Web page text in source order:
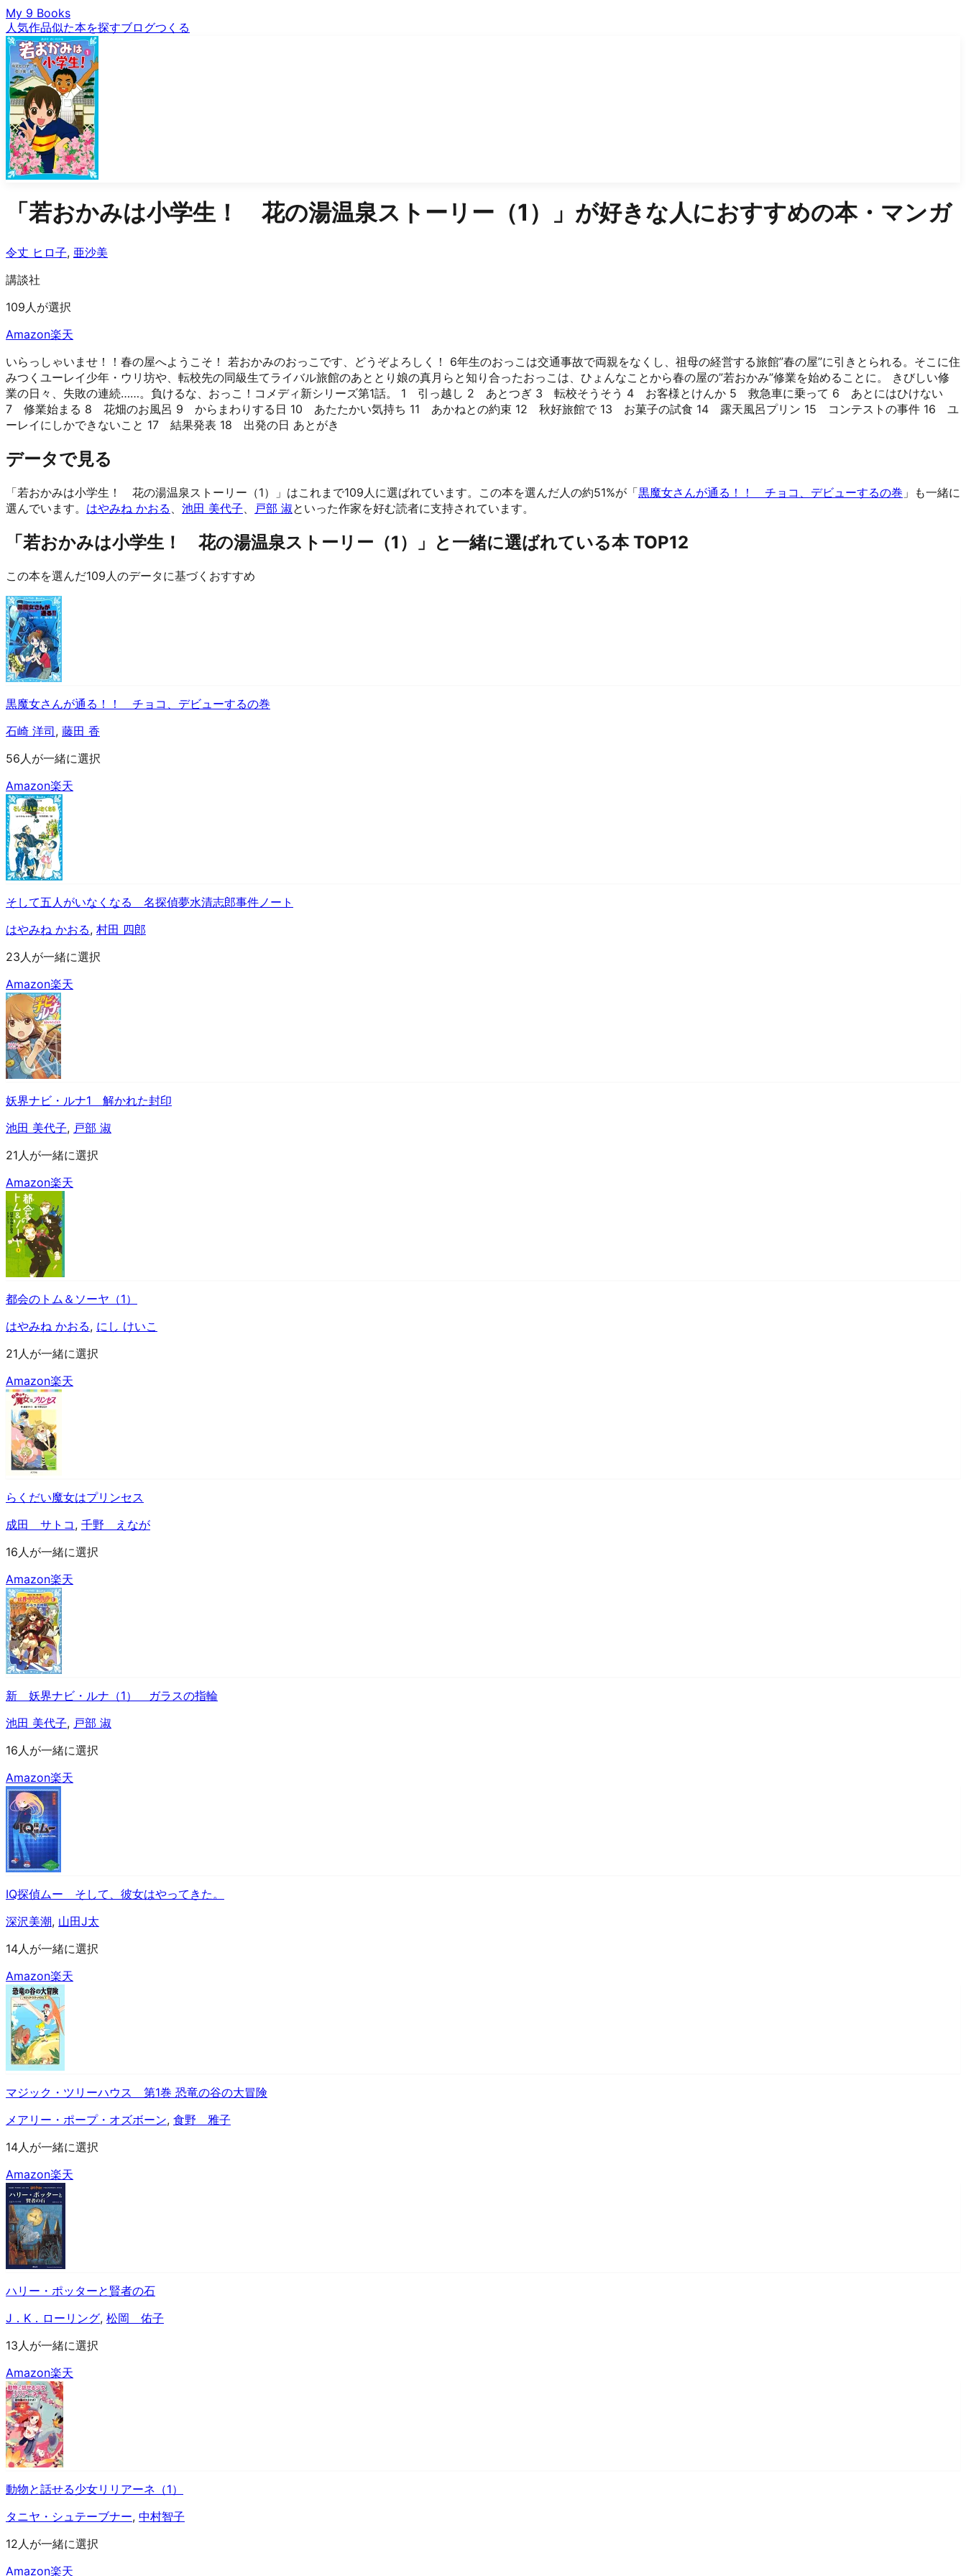
My 9 Books
人気作品似た本を探すブログつくる
「若おかみは小学生！ 花の湯温泉ストーリー（1） 」が好きな人におすすめの本・マンガ
令丈 ヒロ子, 亜沙美
講談社
109人が選択
Amazon楽天
いらっしゃいませ！！春の屋へようこそ！ 若おかみのおっこです、どうぞよろしく！ 6年生のおっこは交通事故で両親をなくし、祖母の経営する旅館”春の屋”に引きとられる。そこに住
みつくユーレイ少年・ウリ坊や、転校先の同級生てライバル旅館のあととり娘の真月らと知り合ったおっこは、ひょんなことから春の屋の”若おかみ”修業を始めることに。 きびしい修
業の日々、失敗の連続……。負けるな、おっこ！コメディ新シリーズ第1話。 1 引っ越し 2 あとつぎ 3 転校そうそう 4 お客様とけんか 5 救急車に乗って 6 あとにはひけない
7 修業始まる 8 花畑のお風呂 9 からまわりする日 10 あたたかい気持ち 11 あかねとの約束 12 秋好旅館で 13 お菓子の試食 14 露天風呂プリン 15 コンテストの事件 16 ユ
ーレイにしかできないこと 17 結果発表 18 出発の日 あとがき
データで見る
「若おかみは小学生！ 花の湯温泉ストーリー（1）」はこれまで109人に選ばれています。 この本を選んだ人の約51%が「黒魔女さんが通る！！ チョコ、デビューするの巻 」も一緒に
選んでいます。 はやみね かおる 池田 美代子 戸部 淑といった作家を好む読者に支持されています。
「若おかみは小学生！ 花の湯温泉ストーリー（1）」と一緒に選ばれている本 TOP12
この本を選んだ109人のデータに基づくおすすめ
黒魔女さんが通る！！ チョコ、デビューするの巻
石崎 洋司, 藤田 香
56人が一緒に選択
Amazon楽天
そして五人がいなくなる 名探偵夢水清志郎事件ノート
はやみね かおる, 村田 四郎
23人が一緒に選択
Amazon楽天
妖界ナビ・ルナ1 解かれた封印
池田 美代子, 戸部 淑
21人が一緒に選択
Amazon楽天
都会のトム＆ソーヤ（1）
はやみね かおる, にし けいこ
21人が一緒に選択
Amazon楽天
らくだい魔女はプリンセス
成田 サトコ , 千野 えなが
16人が一緒に選択
Amazon楽天
新 妖界ナビ・ルナ（1） ガラスの指輪
池田 美代子, 戸部 淑
16人が一緒に選択
Amazon楽天
IQ探偵ムー そして、彼女はやってきた。
深沢美潮, 山田J太
14人が一緒に選択
Amazon楽天
マジック・ツリーハウス 第1巻 恐竜の谷の大冒険
メアリー・ポープ・オズボーン, 食野 雅子
14人が一緒に選択
Amazon楽天
ハリー・ポッターと賢者の石
J．K．ローリング, 松岡 佑子
13人が一緒に選択
Amazon楽天
動物と話せる少女リリアーネ（1）
タニヤ・シュテーブナー, 中村智子
12人が一緒に選択
Amazon楽天